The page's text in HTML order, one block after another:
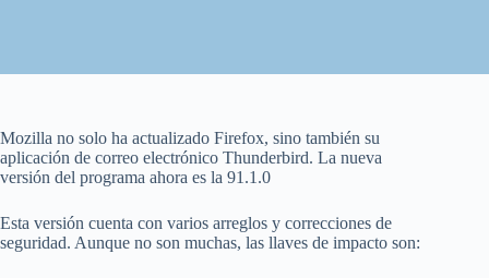
Mozilla no solo ha actualizado Firefox, sino también su
aplicación de correo electrónico Thunderbird. La nueva
versión del programa ahora es la 91.1.0
Esta versión cuenta con varios arreglos y correcciones de
seguridad. Aunque no son muchas, las llaves de impacto son: